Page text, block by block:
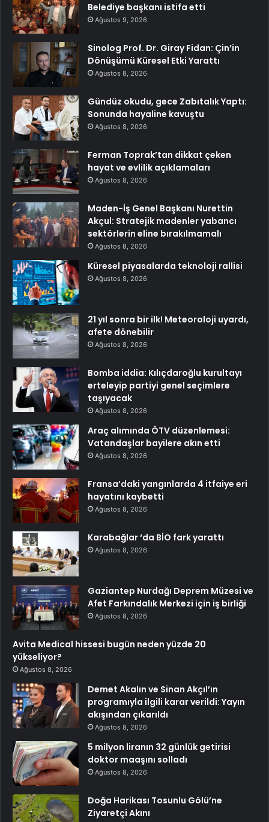
Belediye başkanı istifa etti
Ağustos 9, 2026
Sinolog Prof. Dr. Giray Fidan: Çin’in
Dönüşümü Küresel Etki Yarattı
Ağustos 8, 2026
Gündüz okudu, gece Zabıtalık Yaptı:
Sonunda hayaline kavuştu
Ağustos 8, 2026
Ferman Toprak’tan dikkat çeken
hayat ve evlilik açıklamaları
Ağustos 8, 2026
Maden-İş Genel Başkanı Nurettin
Akçul: Stratejik madenler yabancı
sektörlerin eline bırakılmamalı
Ağustos 8, 2026
Küresel piyasalarda teknoloji rallisi
Ağustos 8, 2026
21 yıl sonra bir ilk! Meteoroloji uyardı,
afete dönebilir
Ağustos 8, 2026
Bomba iddia: Kılıçdaroğlu kurultayı
erteleyip partiyi genel seçimlere
taşıyacak
Ağustos 8, 2026
Araç alımında ÖTV düzenlemesi:
Vatandaşlar bayilere akın etti
Ağustos 8, 2026
Fransa’daki yangınlarda 4 itfaiye eri
hayatını kaybetti
Ağustos 8, 2026
Karabağlar ‘da BİO fark yarattı
Ağustos 8, 2026
Gaziantep Nurdağı Deprem Müzesi ve
Afet Farkındalık Merkezi için iş birliği
Ağustos 8, 2026
Avita Medical hissesi bugün neden yüzde 20
yükseliyor?
Ağustos 8, 2026
Demet Akalın ve Sinan Akçıl’ın
programıyla ilgili karar verildi: Yayın
akışından çıkarıldı
Ağustos 8, 2026
5 milyon liranın 32 günlük getirisi
doktor maaşını solladı
Ağustos 8, 2026
Doğa Harikası Tosunlu Gölü’ne
Ziyaretçi Akını